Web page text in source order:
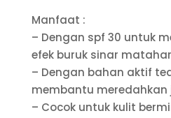
Manfaat :
– Dengan spf 30 untuk
efek buruk sinar
– Dengan bahan aktif
membantu
– Cocok untuk kulit